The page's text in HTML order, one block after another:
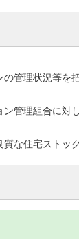
管理状況等を
管理組合に対
な住宅ストッ